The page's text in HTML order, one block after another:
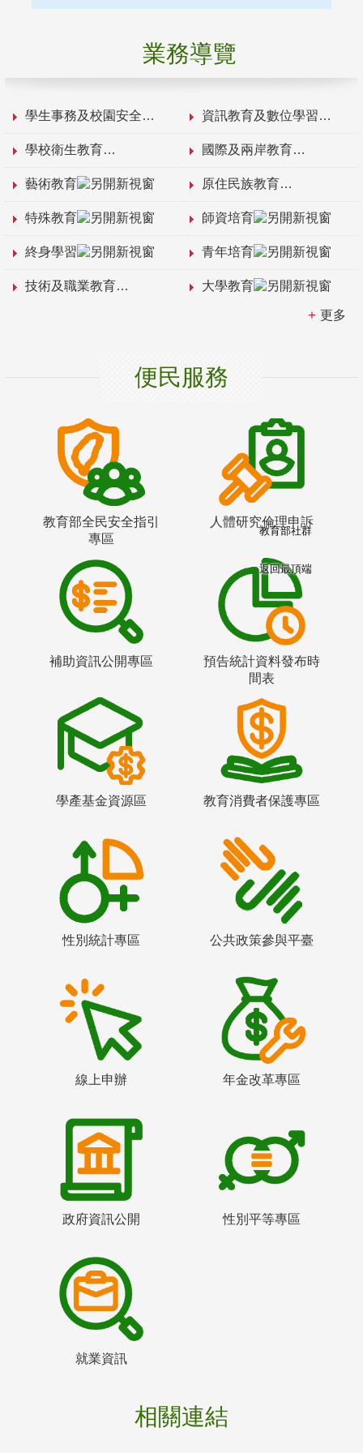
業務導覽
學生事務及校園安全 資訊教育及數位學習
學校衛生教育 國際及兩岸教育
藝術教育 原住民族教育
特殊教育 師資培育
終身學習 青年培育
技術及職業教育 大學教育
更多
便民服務
教育部全民安全指引
專區
人體研究倫理申訴
補助資訊公開專區
預告統計資料發布時
間表
學產基金資源區 教育消費者保護專區
性別統計專區 公共政策參與平臺
線上申辦 年金改革專區
政府資訊公開 性別平等專區
就業資訊
相關連結
教育部社群
返回最頂端